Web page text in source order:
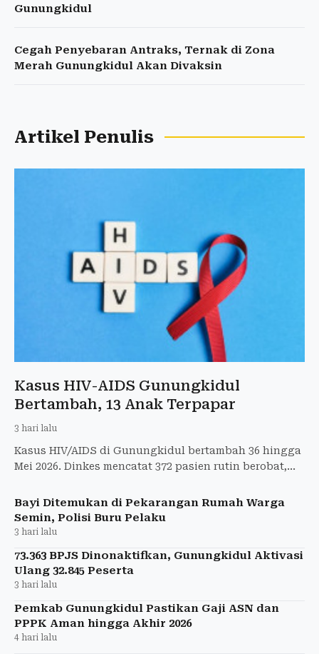
Gunungkidul
Cegah Penyebaran Antraks, Ternak di Zona
Merah Gunungkidul Akan Divaksin
Artikel Penulis
Kasus HIV-AIDS Gunungkidul
Bertambah, 13 Anak Terpapar
3 hari lalu
Kasus HIV/AIDS di Gunungkidul bertambah 36 hingga
Mei 2026. Dinkes mencatat 372 pasien rutin berobat,
Bayi Ditemukan di Pekarangan Rumah Warga
Semin, Polisi Buru Pelaku
3 hari lalu
73.363 BPJS Dinonaktifkan, Gunungkidul Aktivasi
Ulang 32.845 Peserta
3 hari lalu
Pemkab Gunungkidul Pastikan Gaji ASN dan
PPPK Aman hingga Akhir 2026
4 hari lalu